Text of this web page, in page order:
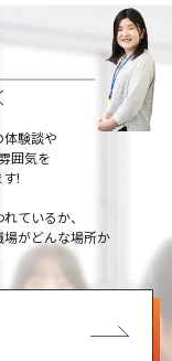
験談や
囲気を
!
ているか、
がどんな場所か